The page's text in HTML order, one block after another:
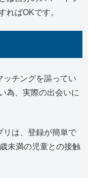
ればOKです。
ッチングを謳ってい
為、実際の出会いに
リは、登録が簡単で
未満の児童との接触